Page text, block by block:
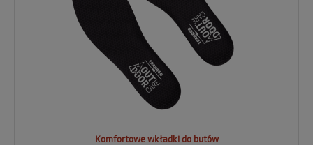
Komfortowe wkładki do butów